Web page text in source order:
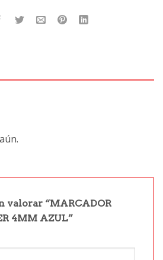
valorar “MARCADOR
4MM AZUL”